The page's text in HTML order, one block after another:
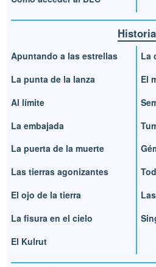
Historia
Apuntando a las estrellas
La punta de la lanza
Al límite
La embajada
La puerta de la muerte
Las tierras agonizantes
El ojo de la tierra
La fisura en el cielo
El Kulrut
La
El